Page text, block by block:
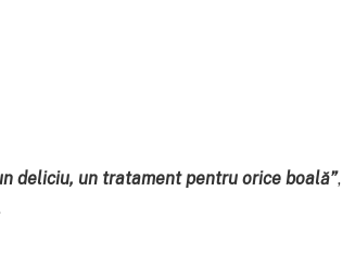
deliciu, un tratament pentru orice boală”,